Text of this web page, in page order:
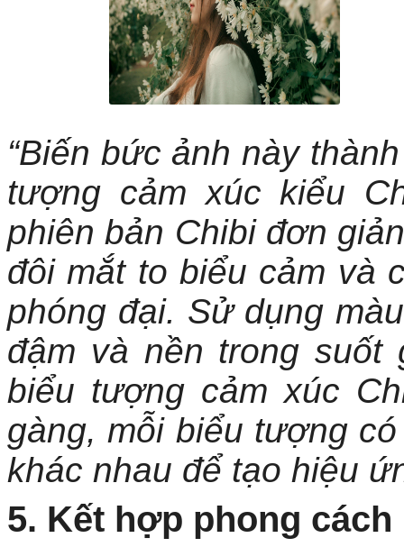
“Biến bức ảnh này
tượng cảm xúc kiểu
phiên bản Chibi đơn
đôi mắt to biểu cảm và
phóng đại. Sử dụng
đậm và nền trong suốt
biểu tượng cảm xúc
gàng, mỗi biểu tượng
khác nhau để tạo hiệu
5. Kết hợp phong cách